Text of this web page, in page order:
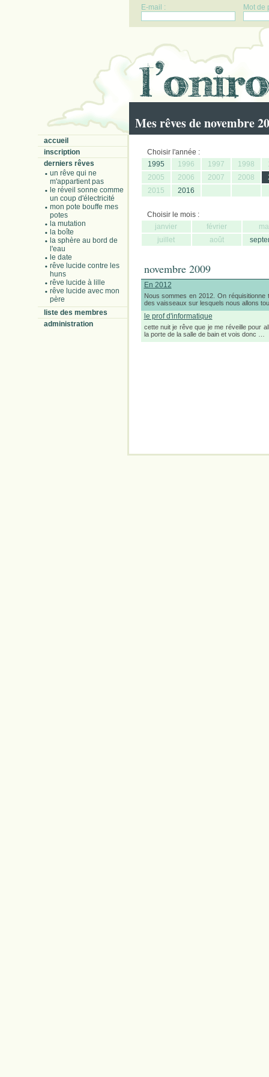
E-mail : Mot de
Mes rêves de novembre
accueil
inscription
derniers rêves
un rêve qui ne
m'appartient pas
le réveil sonne comme
un coup d'électricité
mon pote bouffe mes
potes
la mutation
la boîte
la sphère au bord de
l'eau
le date
rêve lucide contre les
huns
rêve lucide à lille
rêve lucide avec mon
père
liste des membres
administration
Choisir l'année :
1995
1996 1997 1998
2005
2006 2007 2008
2015
2016
Choisir le mois :
janvier
février
juillet
août
novembre 2009
En 2012
Nous sommes en 2012. On
des vaisseaux sur lesquels nous allons
le prof d'informatique
cette nuit je rêve que je me réveille pour
la porte de la salle de bain et vois donc …